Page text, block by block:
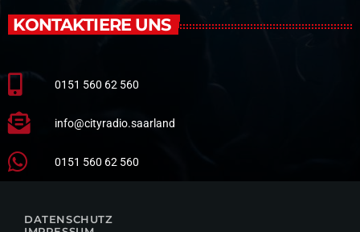
KONTAKTIERE UNS
0151 560 62 560
info@cityradio.saarland
0151 560 62 560
DATENSCHUTZ